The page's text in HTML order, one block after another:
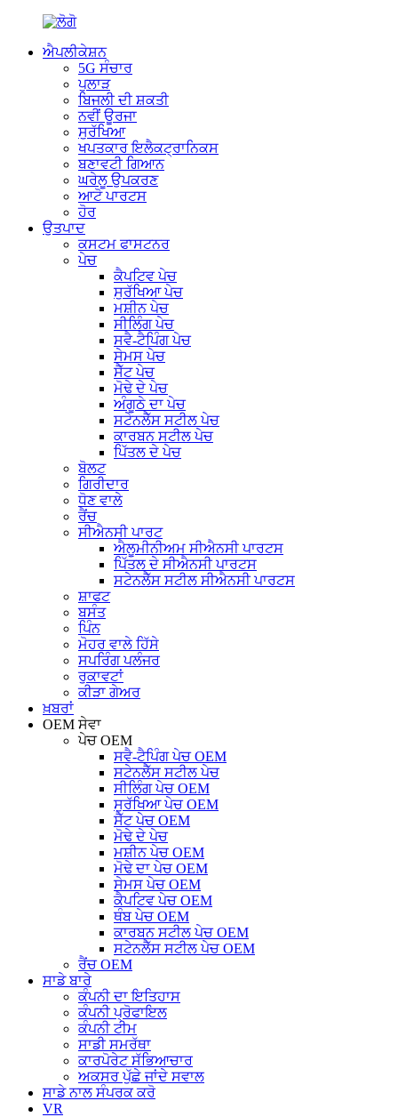
ਐਪਲੀਕੇਸ਼ਨ
5G ਸੰਚਾਰ
ਪੁਲਾੜ
ਬਿਜਲੀ ਦੀ ਸ਼ਕਤੀ
ਨਵੀਂ ਊਰਜਾ
ਸੁਰੱਖਿਆ
ਖਪਤਕਾਰ ਇਲੈਕਟ੍ਰਾਨਿਕਸ
ਬਣਾਵਟੀ ਗਿਆਨ
ਘਰੇਲੂ ਉਪਕਰਣ
ਆਟੋ ਪਾਰਟਸ
ਹੋਰ
ਉਤਪਾਦ
ਕਸਟਮ ਫਾਸਟਨਰ
ਪੇਚ
ਕੈਪਟਿਵ ਪੇਚ
ਸੁਰੱਖਿਆ ਪੇਚ
ਮਸ਼ੀਨ ਪੇਚ
ਸੀਲਿੰਗ ਪੇਚ
ਸਵੈ-ਟੈਪਿੰਗ ਪੇਚ
ਸੇਮਸ ਪੇਚ
ਸੈੱਟ ਪੇਚ
ਮੋਢੇ ਦੇ ਪੇਚ
ਅੰਗੂਠੇ ਦਾ ਪੇਚ
ਸਟੇਨਲੈੱਸ ਸਟੀਲ ਪੇਚ
ਕਾਰਬਨ ਸਟੀਲ ਪੇਚ
ਪਿੱਤਲ ਦੇ ਪੇਚ
ਬੋਲਟ
ਗਿਰੀਦਾਰ
ਧੋਣ ਵਾਲੇ
ਰੈਂਚ
ਸੀਐਨਸੀ ਪਾਰਟ
ਐਲੂਮੀਨੀਅਮ ਸੀਐਨਸੀ ਪਾਰਟਸ
ਪਿੱਤਲ ਦੇ ਸੀਐਨਸੀ ਪਾਰਟਸ
ਸਟੇਨਲੈੱਸ ਸਟੀਲ ਸੀਐਨਸੀ ਪਾਰਟਸ
ਸ਼ਾਫਟ
ਬਸੰਤ
ਪਿੰਨ
ਮੋਹਰ ਵਾਲੇ ਹਿੱਸੇ
ਸਪਰਿੰਗ ਪਲੰਜਰ
ਰੁਕਾਵਟਾਂ
ਕੀੜਾ ਗੇਅਰ
ਖ਼ਬਰਾਂ
OEM ਸੇਵਾ
ਪੇਚ OEM
ਸਵੈ-ਟੈਪਿੰਗ ਪੇਚ OEM
ਸਟੇਨਲੈੱਸ ਸਟੀਲ ਪੇਚ
ਸੀਲਿੰਗ ਪੇਚ OEM
ਸੁਰੱਖਿਆ ਪੇਚ OEM
ਸੈੱਟ ਪੇਚ OEM
ਮੋਢੇ ਦੇ ਪੇਚ
ਮਸ਼ੀਨ ਪੇਚ OEM
ਮੋਢੇ ਦਾ ਪੇਚ OEM
ਸੇਮਸ ਪੇਚ OEM
ਕੈਪਟਿਵ ਪੇਚ OEM
ਥੰਬ ਪੇਚ OEM
ਕਾਰਬਨ ਸਟੀਲ ਪੇਚ OEM
ਸਟੇਨਲੈੱਸ ਸਟੀਲ ਪੇਚ OEM
ਰੈਂਚ OEM
ਸਾਡੇ ਬਾਰੇ
ਕੰਪਨੀ ਦਾ ਇਤਿਹਾਸ
ਕੰਪਨੀ ਪ੍ਰੋਫਾਇਲ
ਕੰਪਨੀ ਟੀਮ
ਸਾਡੀ ਸਮਰੱਥਾ
ਕਾਰਪੋਰੇਟ ਸੱਭਿਆਚਾਰ
ਅਕਸਰ ਪੁੱਛੇ ਜਾਂਦੇ ਸਵਾਲ
ਸਾਡੇ ਨਾਲ ਸੰਪਰਕ ਕਰੋ
VR